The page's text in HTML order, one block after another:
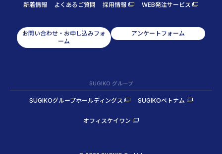
新着情報 よくあるご質問 採用情報 WEB発注サービス
お問い合わせ・お申し込みフォ
ーム
アンケートフォーム
SUGIKO グループ
SUGIKOグループホールディングス SUGIKOベトナム
オフィスケイワン